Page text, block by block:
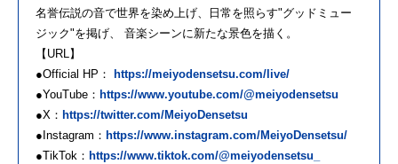
名誉伝説の音で世界を染め上げ、日常を照らす"グッドミュー
ジック"を掲げ、 音楽シーンに新たな景色を描く。
【URL】
●Official HP：
https://meiyodensetsu.com/live/
●YouTube： https://www.youtube.com/@meiyodensetsu
●X： https://twitter.com/MeiyoDensetsu
●Instagram： https://www.instagram.com/MeiyoDensetsu/
●TikTok： https://www.tiktok.com/@meiyodensetsu_